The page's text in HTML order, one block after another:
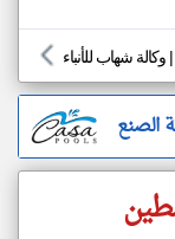
وكالة شهاب للأنباء |
الصنع